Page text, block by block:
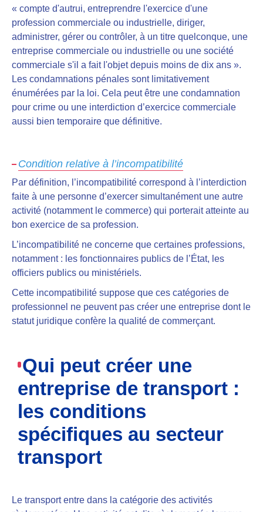
« compte d'autrui, entreprendre l'exercice d'une
profession commerciale ou industrielle, diriger,
administrer, gérer ou contrôler, à un titre quelconque, une
entreprise commerciale ou industrielle ou une société
commerciale s'il a fait l'objet depuis moins de dix ans ».
Les condamnations pénales sont limitativement
énumérées par la loi. Cela peut être une condamnation
pour crime ou une interdiction d’exercice commerciale
aussi bien temporaire que définitive.
Condition relative à l’incompatibilité
Par définition, l’incompatibilité correspond à l’interdiction
faite à une personne d’exercer simultanément une autre
activité (notamment le commerce) qui porterait atteinte au
bon exercice de sa profession.
L’incompatibilité ne concerne que certaines professions,
notamment : les fonctionnaires publics de l’État, les
officiers publics ou ministériels.
Cette incompatibilité suppose que ces catégories de
professionnel ne peuvent pas créer une entreprise dont le
statut juridique confère la qualité de commerçant.
Qui peut créer une
entreprise de transport :
les conditions
spécifiques au secteur
transport
Le transport entre dans la catégorie des activités